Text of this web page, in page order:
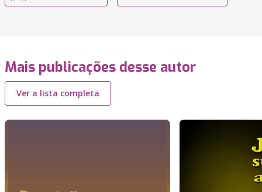
Mais publicações desse autor
Ver a lista completa